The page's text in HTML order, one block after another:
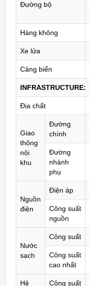
Đường bộ
Hàng không
Xe lửa
Cảng biển
INFRASTRUCTURE:
Địa chất
Giao
thông
nội
khu
Đường
chính
Đường
nhánh
phụ
Nguồn
điện
Điện áp
Công suất
nguồn
Nước
sạch
Công suất
Công suất
cao nhất
Hệ
Công suất